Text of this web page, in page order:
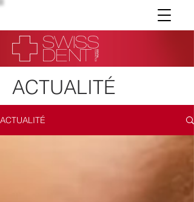
ACTUALITÉ
ACTUALITÉ